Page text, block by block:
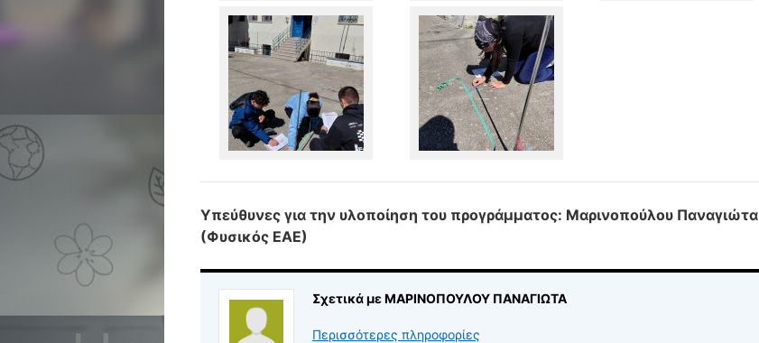
Υπεύθυνες για την υλοποίηση του προγράμματος: Μαρινοπούλου Παναγιώτα
(Φυσικός ΕΑΕ)
Σχετικά με ΜΑΡΙΝΟΠΟΥΛΟΥ ΠΑΝΑΓΙΩΤΑ
Περισσότερες πληροφορίες